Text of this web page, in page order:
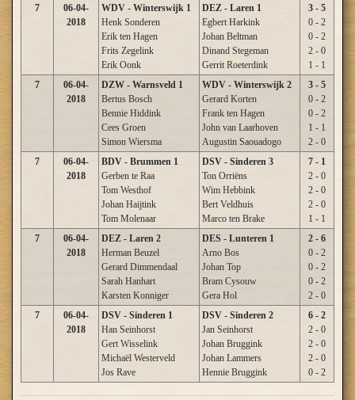
7
06-04-
2018
WDV - Winterswijk 1
Henk Sonderen
Erik ten Hagen
Frits Zegelink
Erik Oonk
DEZ - Laren 1
Egbert Harkink
Johan Beltman
Dinand Stegeman
Gerrit Roeterdink
3 - 5
0 - 2
0 - 2
2 - 0
1 - 1
7
06-04-
2018
DZW - Warnsveld 1
Bertus Bosch
Bennie Hiddink
Cees Groen
Simon Wiersma
WDV - Winterswijk 2
Gerard Korten
Frank ten Hagen
John van Laarhoven
Augustin Saouadogo
3 - 5
0 - 2
0 - 2
1 - 1
2 - 0
7
06-04-
2018
BDV - Brummen 1
Gerben te Raa
Tom Westhof
Johan Haijtink
Tom Molenaar
DSV - Sinderen 3
Ton Orriëns
Wim Hebbink
Bert Veldhuis
Marco ten Brake
7 - 1
2 - 0
2 - 0
2 - 0
1 - 1
7
06-04-
2018
DEZ - Laren 2
Herman Beuzel
Gerard Dimmendaal
Sarah Hanhart
Karsten Konniger
DES - Lunteren 1
Arno Bos
Johan Top
Bram Cysouw
Gera Hol
2 - 6
0 - 2
0 - 2
0 - 2
2 - 0
7
06-04-
2018
DSV - Sinderen 1
Han Seinhorst
Gert Wisselink
Michaël Westerveld
Jos Rave
DSV - Sinderen 2
Jan Seinhorst
Johan Bruggink
Johan Lammers
Hennie Bruggink
6 - 2
2 - 0
2 - 0
2 - 0
0 - 2